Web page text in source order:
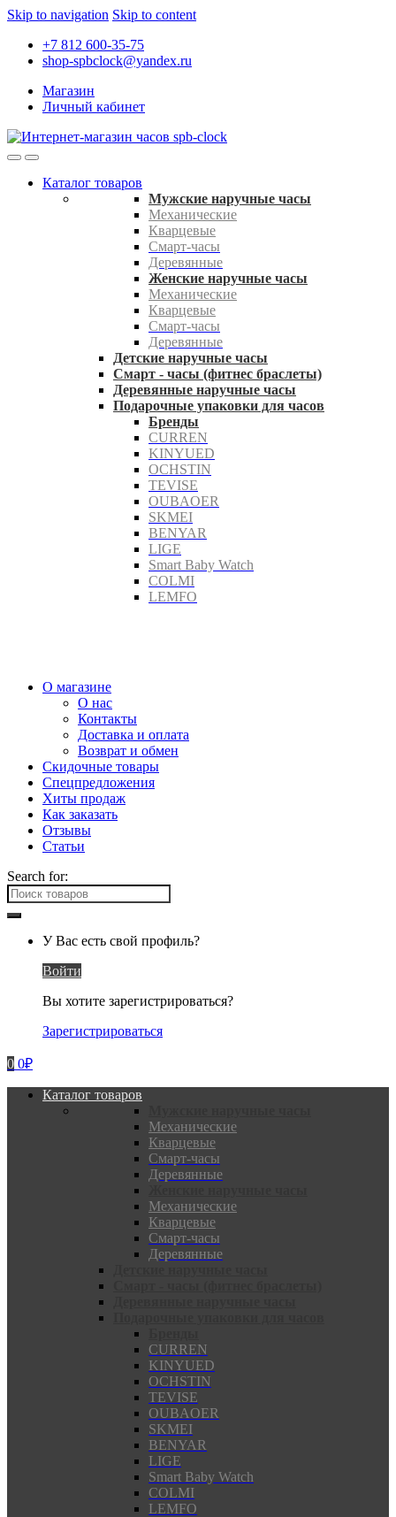
Skip to navigation Skip to content
+7 812 600-35-75
shop-spbclock@yandex.ru
Магазин
Личный кабинет
Каталог товаров
Мужские наручные часы
Механические
Кварцевые
Смарт-часы
Деревянные
Женские наручные часы
Механические
Кварцевые
Смарт-часы
Деревянные
Детские наручные часы
Смарт - часы (фитнес браслеты)
Деревянные наручные часы
Подарочные упаковки для часов
Бренды
CURREN
KINYUED
OCHSTIN
TEVISE
OUBAOER
SKMEI
BENYAR
LIGE
Smart Baby Watch
COLMI
LEMFO
О магазине
О нас
Контакты
Доставка и оплата
Возврат и обмен
Скидочные товары
Спецпредложения
Хиты продаж
Как заказать
Отзывы
Статьи
Search for:
У Вас есть свой профиль?
Войти
Вы хотите зарегистрироваться?
Зарегистрироваться
0 0₽
Каталог товаров
Механические
Кварцевые
Смарт-часы
Деревянные
Механические
Кварцевые
Смарт-часы
Деревянные
CURREN
KINYUED
OCHSTIN
TEVISE
OUBAOER
SKMEI
BENYAR
LIGE
Smart Baby Watch
COLMI
LEMFO